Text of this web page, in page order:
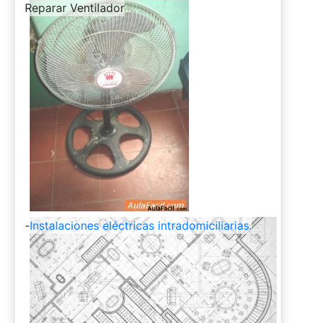
-
Reparar Ventilador
-Instalaciones eléctricas intradomiciliarias.